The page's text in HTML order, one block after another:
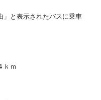
」と表示されたバスに乗車
ｋｍ